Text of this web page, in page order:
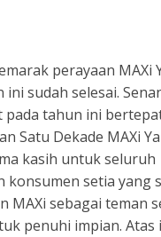
perayaan MAXi
ini sudah selesai.
pada tahun ini
Satu Dekade MAXi
kasih untuk seluruh
konsumen setia yang
MAXi sebagai teman
penuhi impian. Atas